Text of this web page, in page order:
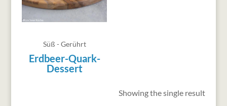
Süß - Gerührt
Erdbeer-Quark-
Dessert
Showing the single result